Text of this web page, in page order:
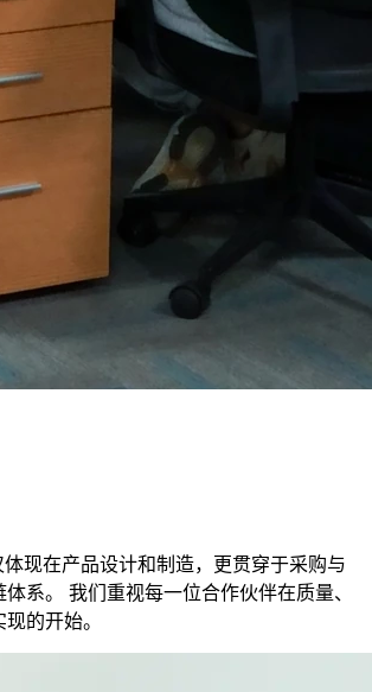
现在产品设计和制造，更贯穿于采购与
系。 我们重视每一位合作伙伴在质量、
的开始。